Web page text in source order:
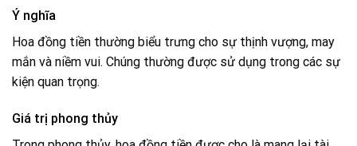
Ý nghĩa
Hoa đồng tiền thường biểu trưng cho sự thịnh vượng, may
mắn và niềm vui. Chúng thường được sử dụng trong các sự
kiện quan trọng.
Giá trị phong thủy